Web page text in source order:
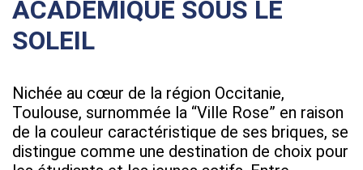
ACADÉMIQUE SOUS LE
SOLEIL
Nichée au cœur de la région Occitanie,
Toulouse, surnommée la “Ville Rose” en raison
de la couleur caractéristique de ses briques, se
distingue comme une destination de choix pour